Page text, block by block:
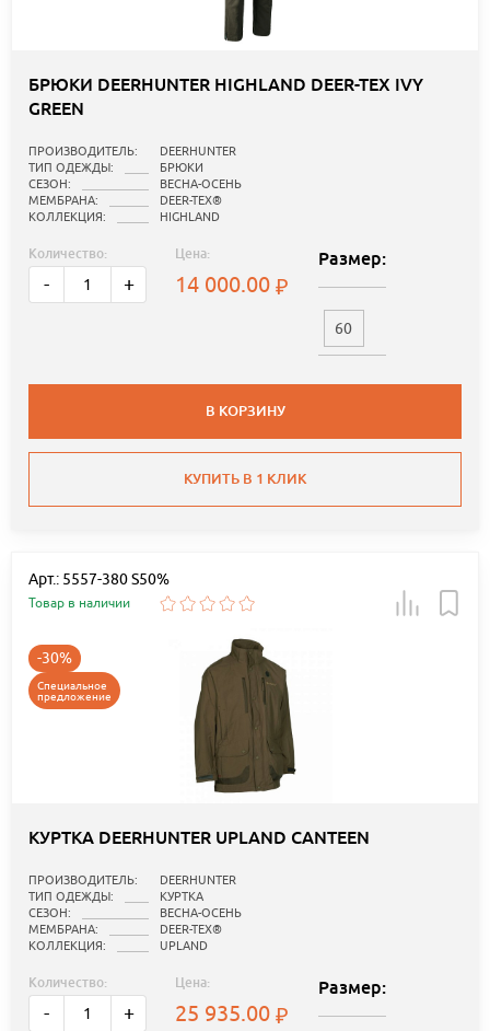
БРЮКИ DEERHUNTER HIGHLAND DEER-TEX IVY
GREEN
ПРОИЗВОДИТЕЛЬ:
DEERHUNTER
ТИП ОДЕЖДЫ:
БРЮКИ
СЕЗОН:
ВЕСНА-ОСЕНЬ
МЕМБРАНА:
DEER-TEX®
КОЛЛЕКЦИЯ:
HIGHLAND
Количество:
- +
Цена:
14 000.00
Размер:
60
В КОРЗИНУ
КУПИТЬ В 1 КЛИК
Арт.: 5557-380 S50%
Товар в наличии
-30%
Специальное
предложение
КУРТКА DEERHUNTER UPLAND CANTEEN
ПРОИЗВОДИТЕЛЬ:
DEERHUNTER
ТИП ОДЕЖДЫ:
КУРТКА
СЕЗОН:
ВЕСНА-ОСЕНЬ
МЕМБРАНА:
DEER-TEX®
КОЛЛЕКЦИЯ:
UPLAND
Количество:
- +
Цена:
25 935.00
Размер: